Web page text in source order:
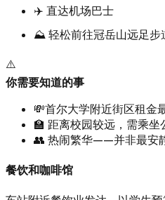
✈️ 直达机场巴士
⛰️ 轻松前往冠岳山远足步
⚠️
你需要知道的事
💸首尔大学附近街区租金
🏫 距离校园较远，需乘坐
👥 热闹繁华——并非最安
餐饮和咖啡馆